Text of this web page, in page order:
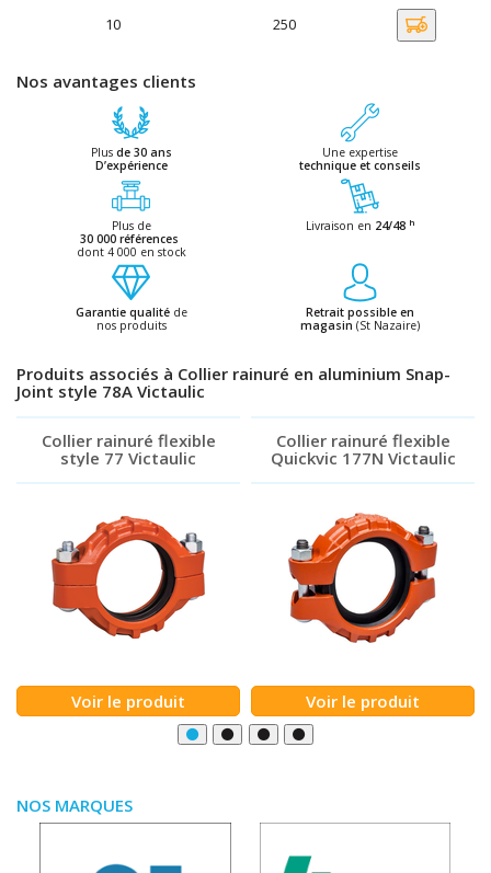
10 250
Nos avantages clients
Plus de 30 ans
D’expérience
Une expertise
technique et conseils
Plus de
30 000 références
dont 4 000 en stock
Livraison en 24/48 h
Garantie qualitéde
nos produits
Retrait possible en
magasin (St Nazaire)
Produits associés à Collier rainuré en aluminium Snap-
Joint style 78A Victaulic
Collier rainuré flexible
style 77 Victaulic
Voir le produit
Collier rainuré flexible
Quickvic 177N Victaulic
Voir le produit
NOS MARQUES